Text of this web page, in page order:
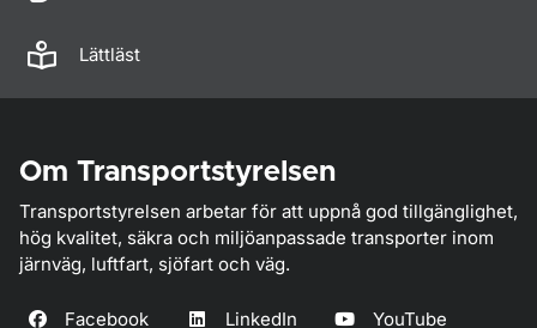
Lättläst
Om Transportstyrelsen
Transportstyrelsen arbetar för att uppnå god tillgänglighet,
hög kvalitet, säkra och miljöanpassade transporter inom
järnväg, luftfart, sjöfart och väg.
Facebook LinkedIn YouTube